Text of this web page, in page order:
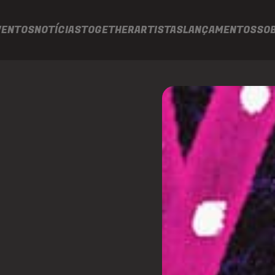
NOTÍCIASTOGETHERARTISTASLANÇAMENTOS